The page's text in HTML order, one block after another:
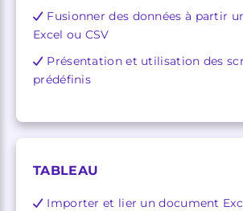
Fusionner des données à partir
Excel ou CSV
Présentation et utilisation des
prédéfinis
TABLEAU
Importer et lier un document